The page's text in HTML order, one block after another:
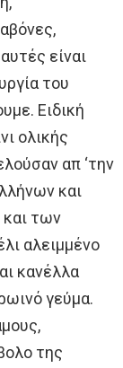
είναι
του
Ειδική
ολικής
απ ‘την
και
των
αλειμμένο
κανέλλα
γεύμα.
της